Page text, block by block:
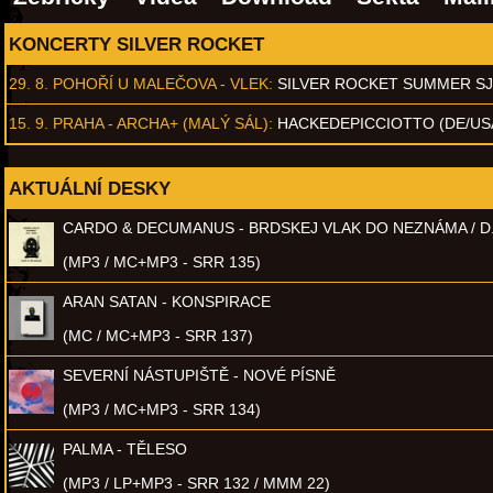
KONCERTY SILVER ROCKET
29. 8. POHOŘÍ U MALEČOVA - VLEK: SILVER ROCKET SUMMER
15. 9. PRAHA - ARCHA+ (MALÝ SÁL): HACKEDEPICCIOTTO (DE/
AKTUÁLNÍ DESKY
CARDO & DECUMANUS - BRDSKEJ VLAK DO NEZNÁMA /
(MP3 / MC+MP3 - SRR 135)
ARAN SATAN - KONSPIRACE
(MC / MC+MP3 - SRR 137)
SEVERNÍ NÁSTUPIŠTĚ - NOVÉ PÍSNĚ
(MP3 / MC+MP3 - SRR 134)
PALMA - TĚLESO
(MP3 / LP+MP3 - SRR 132 / MMM 22)